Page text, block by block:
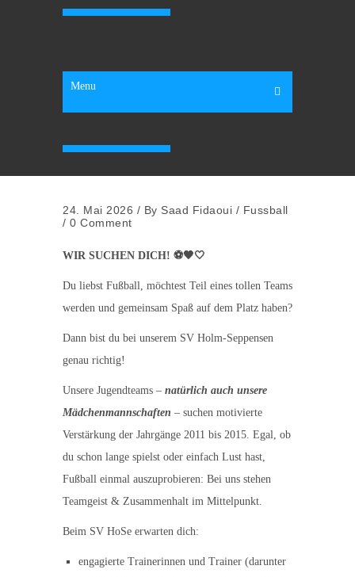
Menu
24. Mai 2026 / By Saad Fidaoui / Fussball
/ 0 Comment
WIR SUCHEN DICH! ⚽🖤🤍
Du liebst Fußball, möchtest Teil eines tollen Teams
werden und gemeinsam Spaß auf dem Platz haben?
Dann bist du bei unserem SV Holm-Seppensen
genau richtig!
Unsere Jugendteams – natürlich auch unsere
Mädchenmannschaften – suchen motivierte
Verstärkung der Jahrgänge 2011 bis 2015. Egal, ob
du schon lange spielst oder einfach Lust hast,
Fußball einmal auszuprobieren: Bei uns stehen
Teamgeist & Zusammenhalt im Mittelpunkt.
Beim SV HoSe erwarten dich:
engagierte Trainerinnen und Trainer (darunter